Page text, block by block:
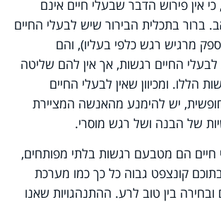
אין פירוש הדבר שבעלי חיים אינם
ברור בתכלית הבירור שיש לבעלי החיים
מרגיש רגש כלפי בעליו), והם
החיים רגשות, אך אין להם שליטה
הללו. ומכיוון שאין לבעלי החיים
יש להימנע מהאנשה המציירת
של הבנה ושל רגש מוסרי.
הם מטבעם רגשות בלתי מפותחים,
בתוכם קונצפט גבוה כל כך כמו מערכת
בין טוב לרע. ההתנהגויות שאנו